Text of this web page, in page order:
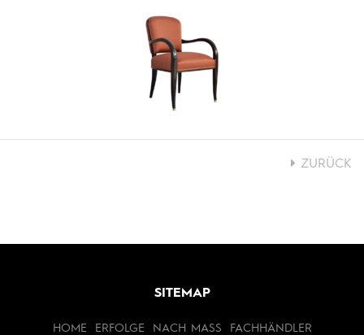
ZURÜCK
SITEMAP
HOME ERFOLGE NACH MASS FACHHÄNDLER